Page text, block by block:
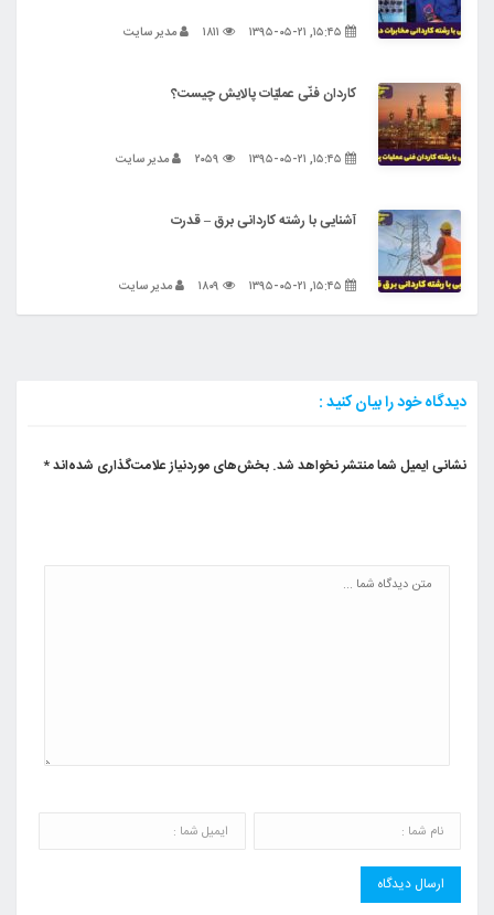
مدیر سایت
کاردان فنّی عملیّات پالایش چیست؟
مدیر سایت
آشنایی با رشته کاردانی برق – قدرت
مدیر سایت
دیدگاه خود را بیان کنید :
نشانی ایمیل شما منتشر نخواهد شد. بخش‌های موردنیاز علامت‌گذاری شده‌اند*